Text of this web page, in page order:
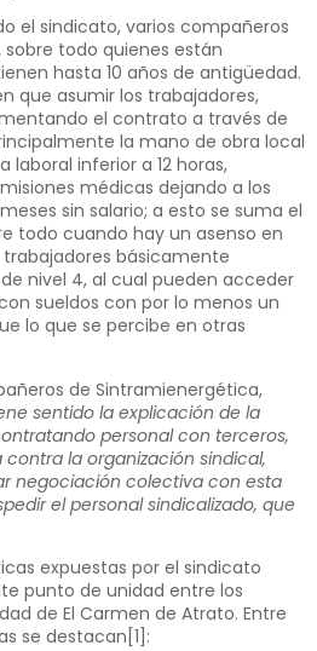
el sindicato, varios compañeros
todo quienes están
hasta 10 años de antigüedad.
que asumir los trabajadores,
el contrato a través de
la mano de obra local
laboral inferior a 12 horas,
médicas dejando a los
sin salario; a esto se suma el
todo cuando hay un asenso en
básicamente
nivel 4, al cual pueden acceder
sueldos con por lo menos un
lo que se percibe en otras
de Sintramienergética,
sentido la explicación de la
personal con terceros,
la organización sindical,
negociación colectiva con esta
el personal sindicalizado, que
expuestas por el sindicato
punto de unidad entre los
de El Carmen de Atrato. Entre
se destacan [1] :